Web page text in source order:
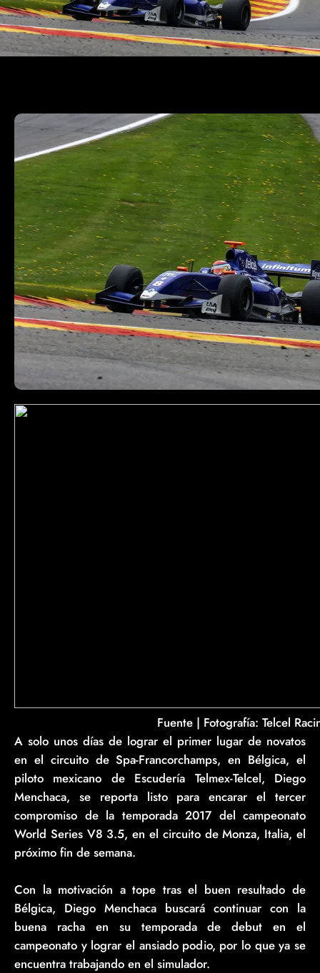
Fuente | Fotografí­a: Telcel
A solo unos días de lograr el primer lugar de novatos
en el circuito de Spa-Francorchamps, en Bélgica, el
piloto mexicano de Escudería Telmex-Telcel, Diego
Menchaca, se reporta listo para encarar el tercer
compromiso de la temporada 2017 del campeonato
World Series V8 3.5, en el circuito de Monza, Italia, el
próximo fin de semana.
Con la motivación a tope tras el buen resultado de
Bélgica, Diego Menchaca buscará continuar con la
buena racha en su temporada de debut en el
campeonato y lograr el ansiado podio, por lo que ya se
encuentra trabajando en el simulador.